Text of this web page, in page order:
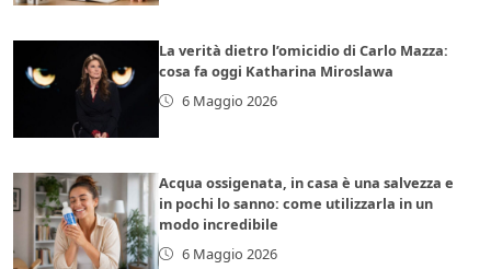
La verità dietro l’omicidio di Carlo Mazza:
cosa fa oggi Katharina Miroslawa
6 Maggio 2026
Acqua ossigenata, in casa è una salvezza e
in pochi lo sanno: come utilizzarla in un
modo incredibile
6 Maggio 2026